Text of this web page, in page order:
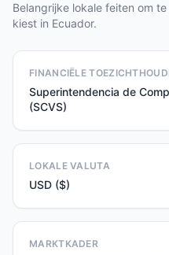
Belangrijke lokale feiten om
kiest in Ecuador.
FINANCIËLE
Superintendencia de
(SCVS)
LOKALE VALUTA
USD ($)
MARKTKADER